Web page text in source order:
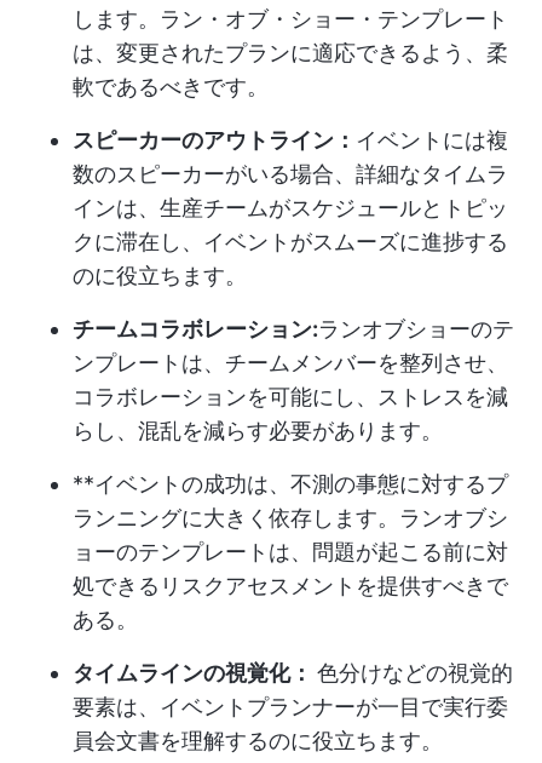
します。ラン・オブ・ショー・テンプレート
は、変更されたプランに適応できるよう、柔
軟であるべきです。
スピーカーのアウトライン： イベントには複
数のスピーカーがいる場合、詳細なタイムラ
インは、生産チームがスケジュールとトピッ
クに滞在し、イベントがスムーズに進捗する
のに役立ちます。
チームコラボレーション:ランオブショーのテ
ンプレートは、チームメンバーを整列させ、
コラボレーションを可能にし、ストレスを減
らし、混乱を減らす必要があります。
**イベントの成功は、不測の事態に対するプ
ランニングに大きく依存します。ランオブシ
ョーのテンプレートは、問題が起こる前に対
処できるリスクアセスメントを提供すべきで
ある。
タイムラインの視覚化： 色分けなどの視覚的
要素は、イベントプランナーが一目で実行委
員会文書を理解するのに役立ちます。